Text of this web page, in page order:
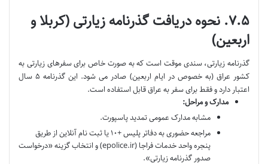
۷.۵. نحوه دریافت گذرنامه زیارتی (کربلا و
اربعین)
گذرنامه زیارتی، سندی موقت است که به صورت خاص برای سفرهای زیارتی به
کشور عراق (به خصوص در ایام اربعین) صادر می شود. این گذرنامه ۵ سال
اعتبار دارد و فقط برای سفر به عراق قابل استفاده است.
مدارک و مراحل:
مشابه مدارک عمومی تمدید پاسپورت.
مراجعه حضوری به دفاتر پلیس +۱۰ یا ثبت نام آنلاین از طریق
پنجره واحد خدمات فراجا (epolice.ir) و انتخاب گزینه «درخواست
صدور گذرنامه زیارتی».